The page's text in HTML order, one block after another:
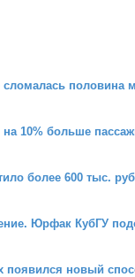
сломалась
10% больше
более 600 тыс.
Юрфак КубГУ
появился новый